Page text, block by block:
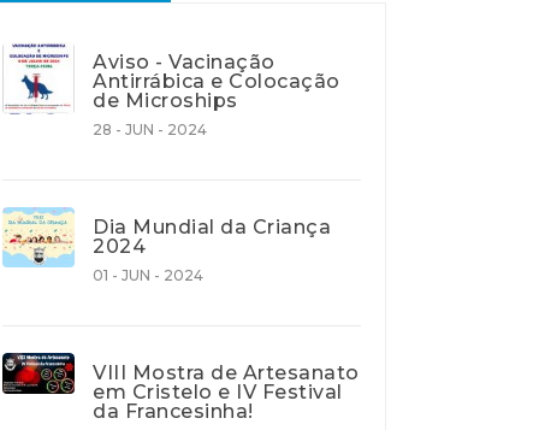
Aviso - Vacinação
Antirrábica e Colocação
de Microships
28 - JUN - 2024
Dia Mundial da Criança
2024
01 - JUN - 2024
VIII Mostra de Artesanato
em Cristelo e IV Festival
da Francesinha!